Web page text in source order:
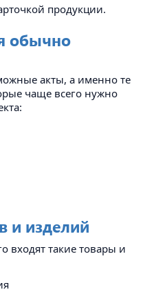
продукции.
обычно
акты, а именно те
чаще всего нужно
и изделий
входят такие товары и